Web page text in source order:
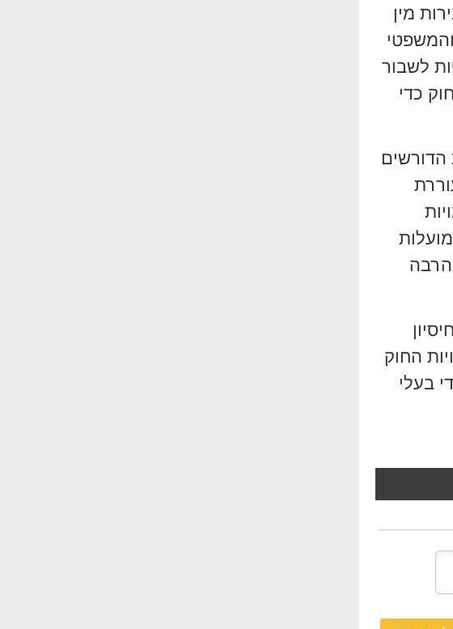
מין
לשבור
כדי
הדורשים
הרבה
החוק
בעלי